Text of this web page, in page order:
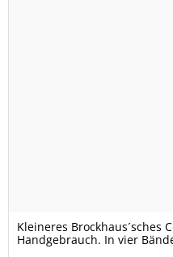
Kleineres Brockhaus´sches
Handgebrauch. In vier